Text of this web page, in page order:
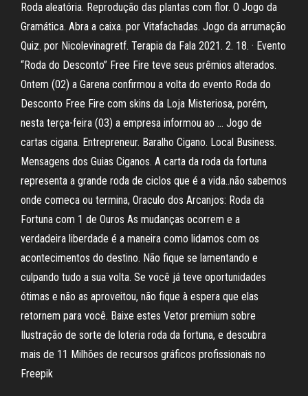
Roda aleatória. Reprodução das plantas com flor. O Jogo da
Gramática. Abra a caixa. por Vitafachadas. Jogo da arrumação
Quiz. por Nicolevinagretf. Terapia da Fala 2021. 2. 18. · Evento
“Roda do Desconto” Free Fire teve seus prêmios alterados.
Ontem (02) a Garena confirmou a volta do evento Roda do
Desconto Free Fire com skins da Loja Misteriosa, porém,
nesta terça-feira (03) a empresa informou ao … Jogo de
cartas cigana. Entrepreneur. Baralho Cigano. Local Business.
Mensagens dos Guias Ciganos. A carta da roda da fortuna
representa a grande roda de ciclos que é a vida..não sabemos
onde comeca ou termina, Oraculo dos Arcanjos: Roda da
Fortuna com 1 de Ouros As mudanças ocorrem e a
verdadeira liberdade é a maneira como lidamos com os
acontecimentos do destino. Não fique se lamentando e
culpando tudo a sua volta. Se você já teve oportunidades
ótimas e não as aproveitou, não fique à espera que elas
retornem para você. Baixe estes Vetor premium sobre
Ilustração de sorte de loteria roda da fortuna, e descubra
mais de 11 Milhões de recursos gráficos profissionais no
Freepik